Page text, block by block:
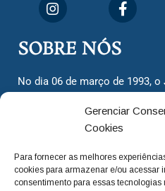
Gerenciar
Cookies
Para fornecer as melhores
cookies para armazenar e/ou acessar
consentimento para essas
SOBRE NÓS
No dia 06 de março de 1993,
cidadãos valinhenses, já que
dois jornais. Há mais de 30
com o foco de trazer as
deixamos de lado as